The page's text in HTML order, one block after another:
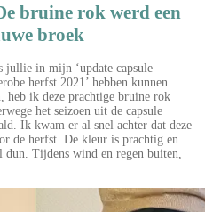
bruine rok werd een
broek
jullie in mijn ‘update capsule
herfst 2021’ hebben kunnen
heb ik deze prachtige bruine rok
het seizoen uit de capsule
Ik kwam er al snel achter dat deze
de herfst. De kleur is prachtig en
dun. Tijdens wind en regen buiten,